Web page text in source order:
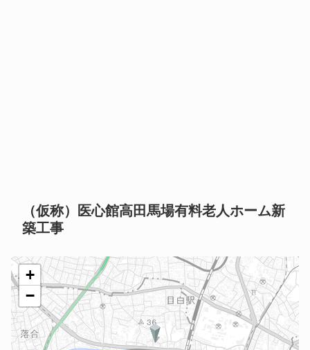
（仮称）医心館高田馬場有料老人ホーム新
築工事
+
−